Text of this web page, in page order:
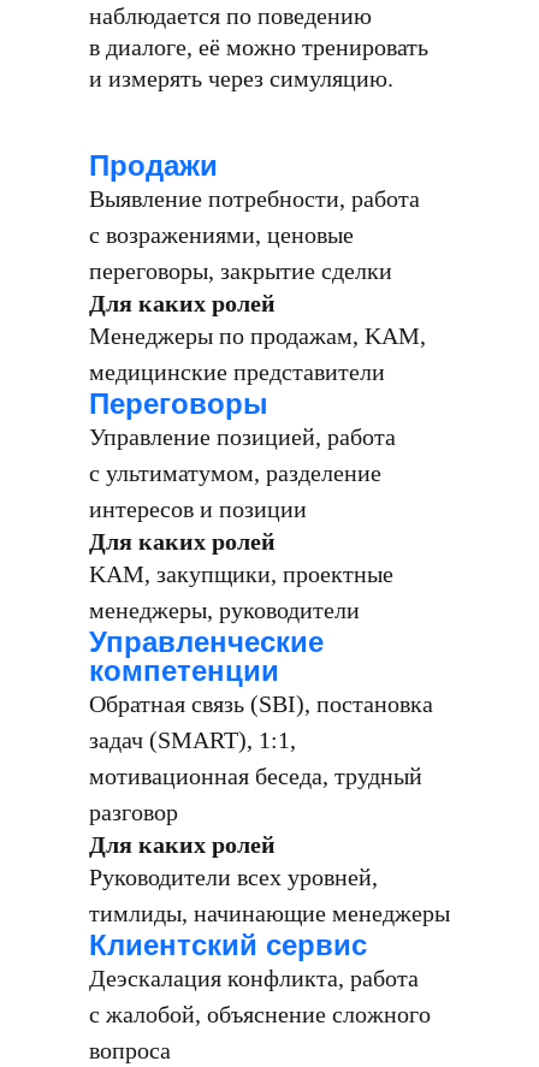
наблюдается по поведению
в диалоге, её можно тренировать
и измерять через симуляцию.
Продажи
Выявление потребности, работа
с возражениями, ценовые
переговоры, закрытие сделки
Для каких ролей
Менеджеры по продажам, KAM,
медицинские представители
Переговоры
Управление позицией, работа
с ультиматумом, разделение
интересов и позиции
Для каких ролей
KAM, закупщики, проектные
менеджеры, руководители
Управленческие
компетенции
Обратная связь (SBI), постановка
задач (SMART), 1:1,
мотивационная беседа, трудный
разговор
Для каких ролей
Руководители всех уровней,
тимлиды, начинающие менеджеры
Клиентский сервис
Деэскалация конфликта, работа
с жалобой, объяснение сложного
вопроса